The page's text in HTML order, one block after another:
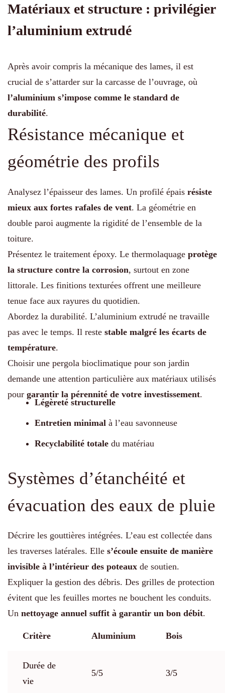
Matériaux et structure : privilégier
l’aluminium extrudé
Après avoir compris la mécanique des lames, il est
crucial de s’attarder sur la carcasse de l’ouvrage, où
l’aluminium s’impose comme le standard de
durabilité.
Résistance mécanique et
géométrie des profils
Analysez l’épaisseur des lames. Un profilé épais résiste
mieux aux fortes rafales de vent. La géométrie en
double paroi augmente la rigidité de l’ensemble de la
toiture.
Présentez le traitement époxy. Le thermolaquage protège
la structure contre la corrosion, surtout en zone
littorale. Les finitions texturées offrent une meilleure
tenue face aux rayures du quotidien.
Abordez la durabilité. L’aluminium extrudé ne travaille
pas avec le temps. Il reste stable malgré les écarts de
température.
Choisir une pergola bioclimatique pour son jardin
demande une attention particulière aux matériaux utilisés
pour garantir la pérennité de votre investissement.
Légèreté structurelle
Entretien minimal à l’eau savonneuse
Recyclabilité totale du matériau
Systèmes d’étanchéité et
évacuation des eaux de pluie
Décrire les gouttières intégrées. L’eau est collectée dans
les traverses latérales. Elle s’écoule ensuite de manière
invisible à l’intérieur des poteaux de soutien.
Expliquer la gestion des débris. Des grilles de protection
évitent que les feuilles mortes ne bouchent les conduits.
Un nettoyage annuel suffit à garantir un bon débit.
Critère Aluminium Bois
Durée de
vie
5/5 3/5